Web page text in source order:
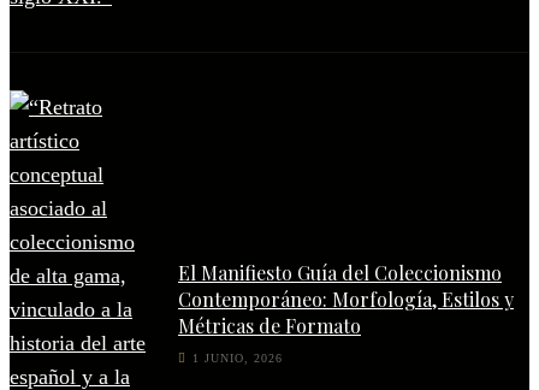
El Manifiesto Guía del Coleccionismo
Contemporáneo: Morfología, Estilos y
Métricas de Formato
1 JUNIO, 2026